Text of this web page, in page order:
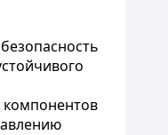
компонентов